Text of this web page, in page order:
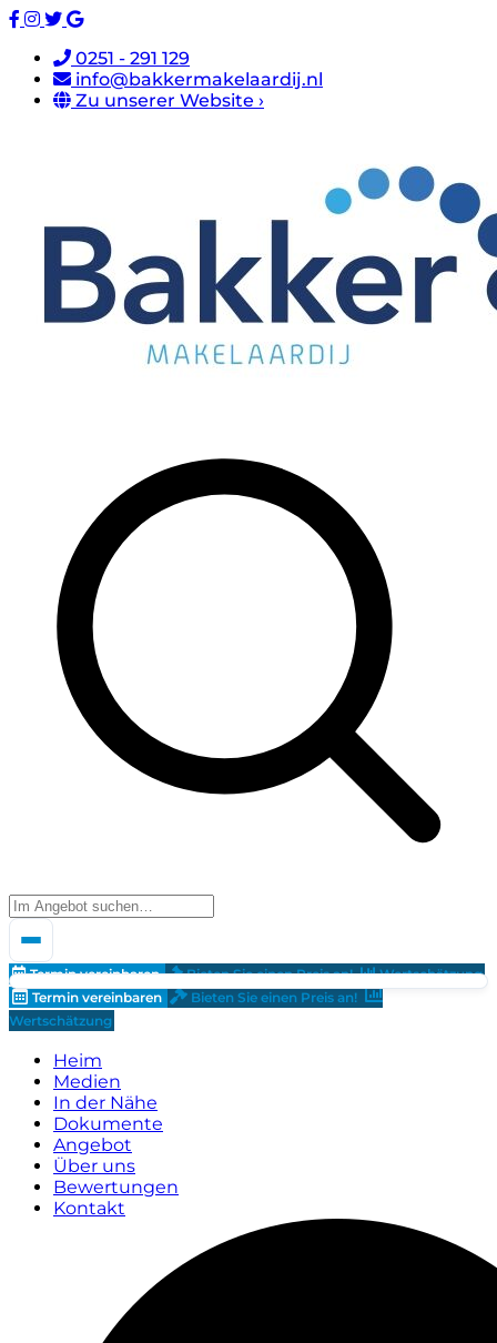
0251 - 291 129
info@bakkermakelaardij.nl
Zu unserer Website ›
Termin vereinbaren Bieten Sie einen Preis an!
Wertschätzung
Termin vereinbaren
Bieten Sie einen Preis an!
Wertschätzung
Heim
Medien
In der Nähe
Dokumente
Angebot
Über uns
Bewertungen
Kontakt